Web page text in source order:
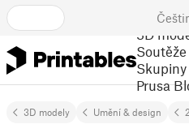
3D
Soutěže
Skupiny
Prusa
3D modely Umění & design